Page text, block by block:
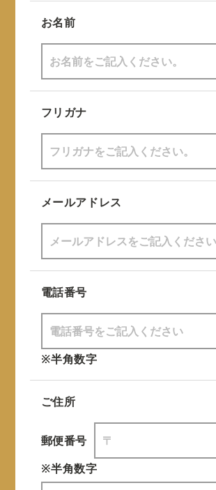
お名前
フリガナ
メールアドレス
電話番号
※半角数字
ご住所
郵便番号
※半角数字